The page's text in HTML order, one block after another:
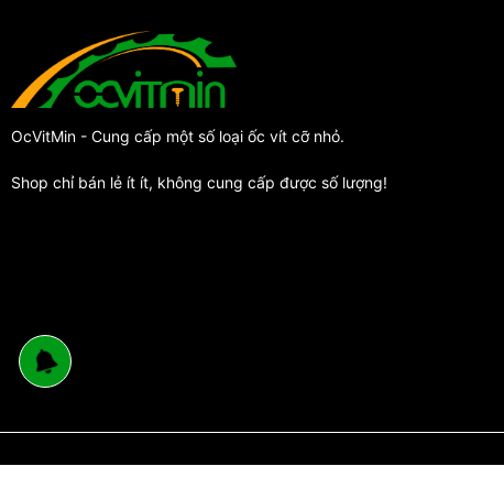
OcVitMin - Cung cấp một số loại ốc vít cỡ nhỏ.
Shop chỉ bán lẻ ít ít, không cung cấp được số lượng!